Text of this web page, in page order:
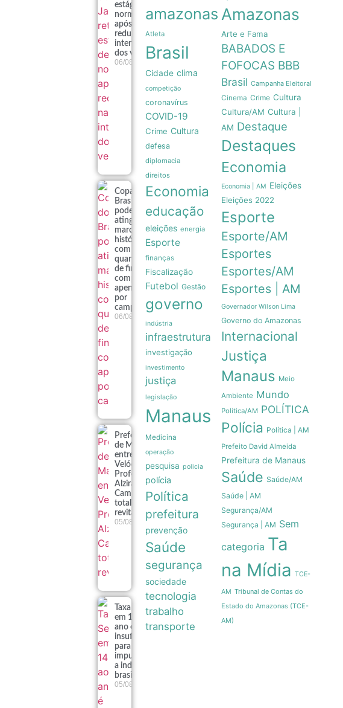
estágio de
normalidade
após
redução na
intensidade
dos ventos
06/08
Copa do
Brasil
pode
atingir
marca
histórica
com
quartas
de final
composta
apenas
por
campeões
06/08
Prefeitura
de Manaus
entrega
Velódromo
Professora
Alzira
Campos
totalmente
revitalizado
05/08
Taxa Selic
em 14% ao
ano é
insuficiente
para
impulsionar
a indústria
brasileira
05/08
amazonas
Atleta
Brasil
Cidade clima
competição
coronavírus
COVID-19
Crime Cultura
defesa
diplomacia
direitos
Economia
educação
eleições energia
Esporte
finanças
Fiscalização
Futebol Gestão
governo
indústria
infraestrutura
investigação
investimento
justiça
legislação
Manaus
Medicina
operação
pesquisa policia
polícia
Política
prefeitura
prevenção
Saúde
segurança
sociedade
tecnologia
trabalho
transporte
Amazonas
Arte e Fama
BABADOS E
FOFOCAS BBB
Brasil Campanha Eleitoral
Cinema Crime Cultura
Cultura/AM Cultura |
AM Destaque
Destaques
Economia
Economia | AM Eleições
Eleições 2022
Esporte
Esporte/AM
Esportes
Esportes/AM
Esportes | AM
Governador Wilson Lima
Governo do Amazonas
Internacional
Justiça
Manaus Meio
Ambiente Mundo
Politica/AM POLÍTICA
Polícia Política | AM
Prefeito David Almeida
Prefeitura de Manaus
Saúde Saúde/AM
Saúde | AM
Segurança/AM
Segurança | AM Sem
categoria Ta
na Mídia TCE-
AM Tribunal de Contas do
Estado do Amazonas (TCE-
AM)